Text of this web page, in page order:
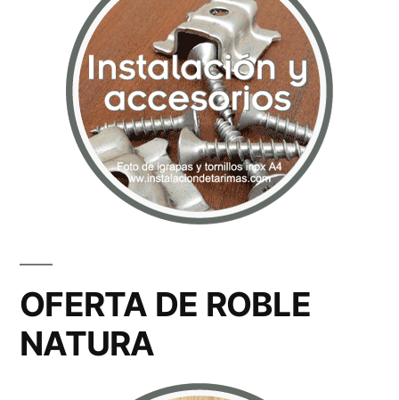
OFERTA DE ROBLE
NATURA